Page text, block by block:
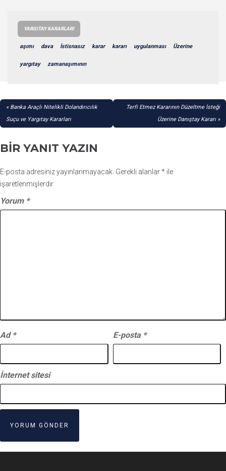
YARGITAY KARARLARI
aşımı dava İstisnasız karar kararı uygulanması Üzerine
yargıtay zamanaşımının
YAZI
GEZINMESI
Banka Araçlı Nitelikli Dolandırıcılık
Suçu ve Yargıtay Kararları
Terfi Etmez Kararının Düzeltme İsteği
Üzerine Danıştay Kararı
BIR YANIT YAZIN
E-posta adresiniz yayınlanmayacak. Gerekli alanlar* ile
işaretlenmişlerdir
Yorum *
Ad * E-posta *
İnternet sitesi